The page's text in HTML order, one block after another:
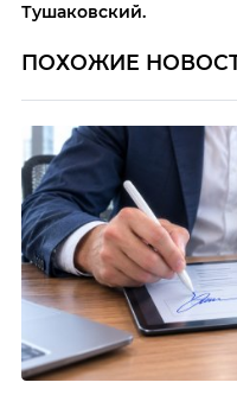
Тушаковский.
ПОХОЖИЕ